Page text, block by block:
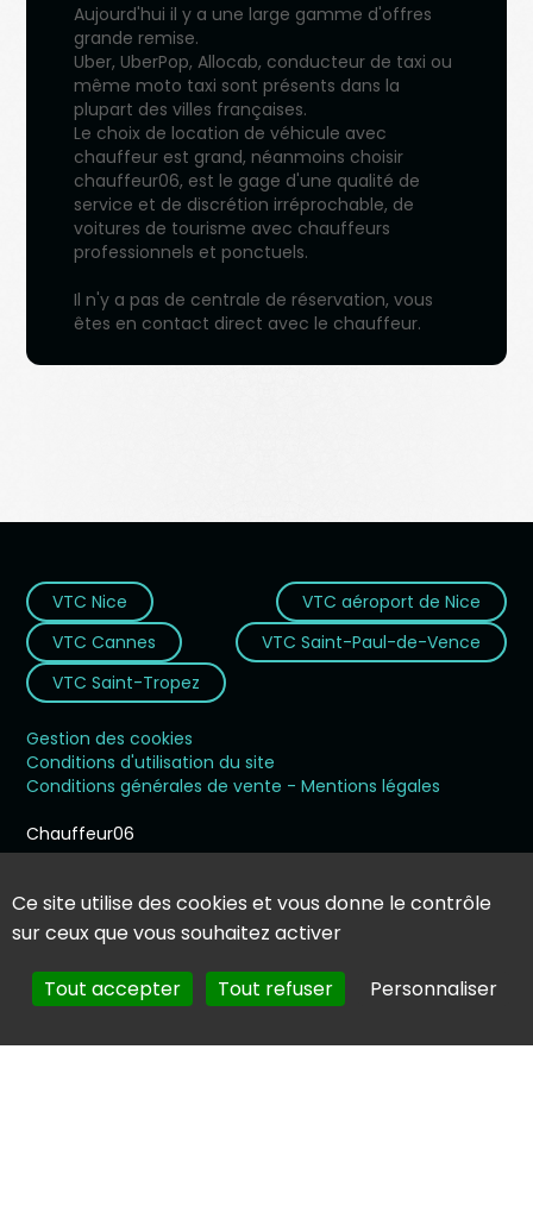
Aujourd'hui il y a une large gamme d'offres
grande remise.
Uber, UberPop, Allocab, conducteur de taxi ou
même moto taxi sont présents dans la
plupart des villes françaises.
Le choix de location de véhicule avec
chauffeur est grand, néanmoins choisir
chauffeur06, est le gage d'une qualité de
service et de discrétion irréprochable, de
voitures de tourisme avec chauffeurs
professionnels et ponctuels.
Il n'y a pas de centrale de réservation, vous
êtes en contact direct avec le chauffeur.
VTC Nice
VTC aéroport de Nice
VTC Cannes
VTC Saint-Paul-de-Vence
VTC Saint-Tropez
Gestion des cookies
Conditions d'utilisation du site
Conditions générales de vente - Mentions légales
Chauffeur06
06210Mandelieu-la-Napoule
France
Téléphone :06 68 15 84 97
Email :info@chauffeur06.com
Ce site utilise des cookies et vous donne le contrôle
sur ceux que vous souhaitez activer
Tout accepter Tout refuser Personnaliser